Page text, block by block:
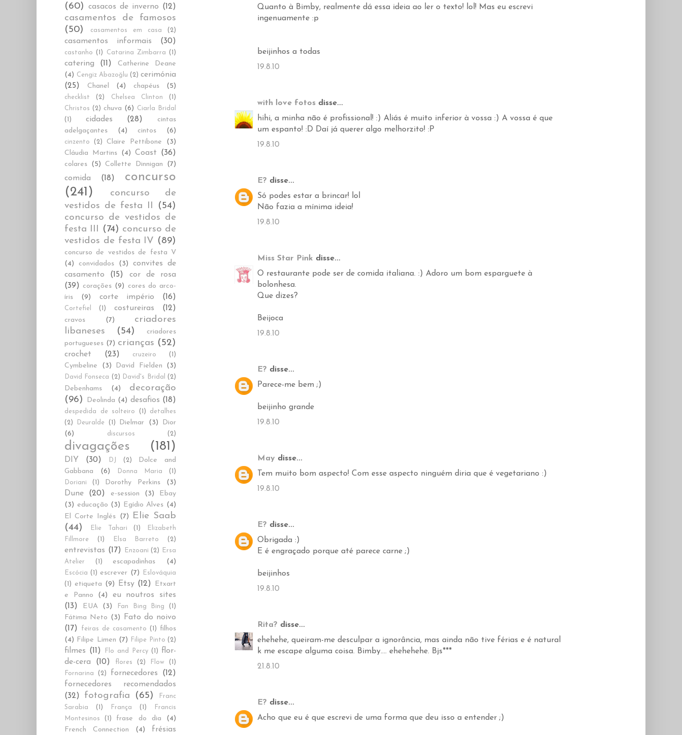
Quanto à Bimby, realmente dá essa ideia ao ler o texto! lol! Mas eu escrevi
ingenuamente :p
beijinhos a todas
19.8.10
with love fotos disse...
hihi, a minha não é profissional! :) Aliás é muito inferior à vossa :) A vossa é que
um espanto! :D Daí já querer algo melhorzito! :P
19.8.10
E? disse...
Só podes estar a brincar! lol
Não fazia a mínima ideia!
19.8.10
Miss Star Pink disse...
O restaurante pode ser de comida italiana. :) Adoro um bom esparguete à
bolonhesa.
Que dizes?
Beijoca
19.8.10
E? disse...
Parece-me bem ;)
beijinho grande
19.8.10
May disse...
Tem muito bom aspecto! Com esse aspecto ninguém diria que é vegetariano :)
19.8.10
E? disse...
Obrigada :)
E é engraçado porque até parece carne ;)
beijinhos
19.8.10
Rita? disse...
ehehehe, queiram-me desculpar a ignorância, mas ainda não tive férias e é natural
k me escape alguma coisa. Bimby.... ehehehehe. Bjs***
21.8.10
E? disse...
Acho que eu é que escrevi de uma forma que deu isso a entender ;)
(60)
casacos de inverno (12)
casamentos de famosos
(50)
casamentos em casa (2)
casamentos informais (30)
castanho (1) Catarina Zimbarra (1)
catering (11)
Catherine Deane
(4) Cengiz Abazoğlu (2) cerimónia
(25)
Chanel (4) chapéus (5)
checklist (2) Chelsea Clinton
(1)
Christos (2) chuva (6)
Ciarla Bridal
(1)
cidades (28)
cintas
adelgaçantes
(4) cintos (6)
cinzento (2) Claire Pettibone
(3)
Cláudia Martins (4) Coast (36)
colares (5) Collette Dinnigan (7)
comida (18)
concurso
(241)
concurso de
vestidos de festa II
(54)
concurso de vestidos de
festa III
(74) concurso de
vestidos de festa IV (89)
concurso de vestidos de festa V
(4)
convidados (3)
convites de
casamento
(15)
cor de rosa
(39) corações (9) cores do arco-
íris
(9) corte império (16)
Cortefiel (1) costureiras (12)
cravos (7)
criadores
libaneses
(54)
criadores
portugueses (7) crianças (52)
crochet (23) cruzeiro (1)
Cymbeline (3) David Fielden (3)
David Fonseca (2) David's Bridal (2)
Debenhams (4)
decoração
(96)
Deolinda (4) desafios (18)
despedida de solteiro (1)
detalhes
(2)
Deuralde (1) Dielmar (3)
Dior
(6)
discursos (2)
divagações (181)
DIY (30) DJ (2)
Dolce and
Gabbana
(6) Donna Maria
(1)
Doriani
(1) Dorothy Perkins (3)
Dune (20) e-session (3)
Ebay
(3) educação (3) Egídio Alves (4)
El Corte Inglés (7)
Elie Saab
(44)
Elie Tahari (1)
Elizabeth
Fillmore
(1) Elsa Barreto (2)
entrevistas (17) Enzoani (2)
Ersa
Atelier
(1) escapadinhas (4)
Escócia (1) escrever (7)
Eslováquia
(1)
etiqueta (9) Etsy (12)
Etxart
e Panno
(4)
eu noutros sites
(13)
EUA (3) Fan Bing Bing (1)
Fátima Neto (3)
Fato do noivo
(17)
feiras de casamento (1)
filhos
(4) Filipe Limen (7) Filipe Pinto (2)
filmes (11) Flo and Percy (1)
flor-
de-cera
(10) flores (2) Flow
(1)
Fornarina
(2) fornecedores
(12)
fornecedores recomendados
(32)
fotografia (65)
Franc
Sarabia
(1) França (1)
Francis
Montesinos
(1) frase do dia
(4)
French Connection
(4) frésias